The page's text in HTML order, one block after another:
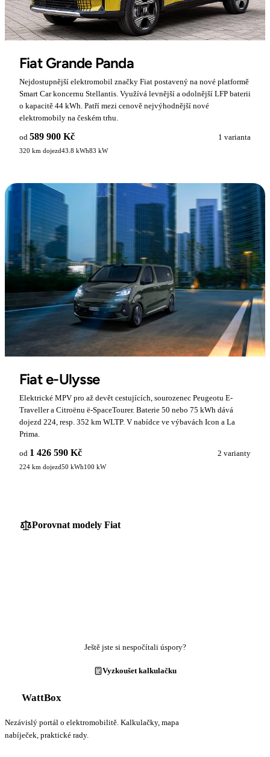
Fiat Grande Panda
Nejdostupnější elektromobil značky Fiat postavený na nové platformě
Smart Car koncernu Stellantis. Využívá levnější a odolnější LFP baterii
o kapacitě 44 kWh. Patří mezi cenově nejvýhodnější nové
elektromobily na českém trhu.
od 589 900 Kč 1 varianta
320 km dojezd43.8 kWh83 kW
Fiat e-Ulysse
Elektrické MPV pro až devět cestujících, sourozenec Peugeotu E-
Traveller a Citroënu ë-SpaceTourer. Baterie 50 nebo 75 kWh dává
dojezd 224, resp. 352 km WLTP. V nabídce ve výbavách Icon a La
Prima.
od 1 426 590 Kč 2 varianty
224 km dojezd50 kWh100 kW
Porovnat modely Fiat
Ještě jste si nespočítali úspory?
Vyzkoušet kalkulačku
WattBox
Nezávislý portál o elektromobilitě. Kalkulačky, mapa
nabíječek, praktické rady.